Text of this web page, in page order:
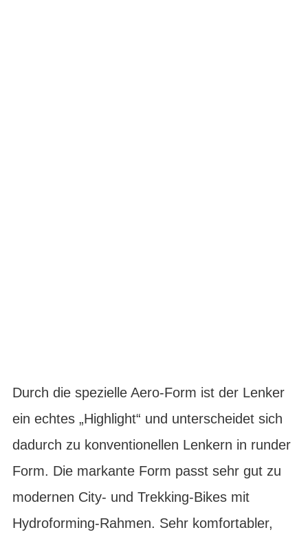
Durch die spezielle Aero-Form ist der Lenker
ein echtes „Highlight“ und unterscheidet sich
dadurch zu konventionellen Lenkern in runder
Form. Die markante Form passt sehr gut zu
modernen City- und Trekking-Bikes mit
Hydroforming-Rahmen. Sehr komfortabler,